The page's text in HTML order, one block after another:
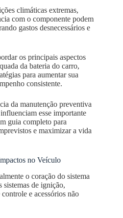
climáticas extremas,
com o componente podem
gastos desnecessários e
os principais aspectos
da bateria do carro,
para aumentar sua
consistente.
da manutenção preventiva
esse importante
guia completo para
e maximizar a vida
no Veículo
o coração do sistema
de ignição,
e acessórios não